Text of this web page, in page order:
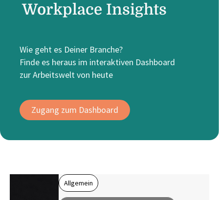
Workplace Insights
Wie geht es Deiner Branche?
Finde es heraus im interaktiven Dashboard
zur Arbeitswelt von heute
Zugang zum Dashboard
Allgemein